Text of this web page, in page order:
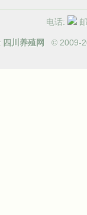
电话:
四川养殖网 © 2009-